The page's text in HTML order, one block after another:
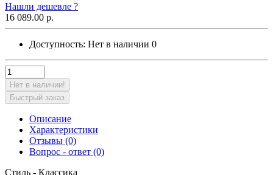
Нашли дешевле ?
16 089.00 р.
Доступность: Нет в наличии 0
Нет в наличии!
Быстрый заказ
Описание
Характеристики
Отзывы (0)
Вопрос - ответ (0)
Стиль - Классика